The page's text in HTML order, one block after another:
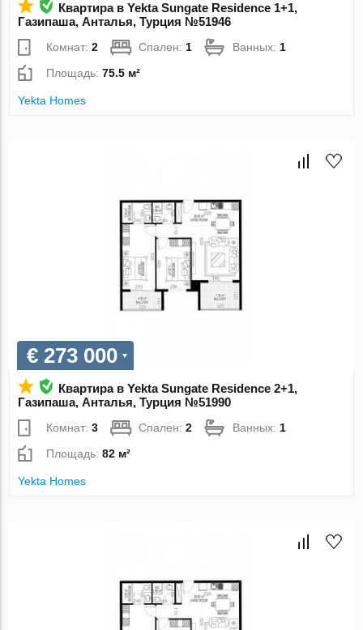
Квартира в Yekta Sungate Residence 1+1,
Газипаша, Анталья, Турция №51946
Комнат:2 Спален: 1 Ванных: 1
Площадь:75.5 м²
Yekta Homes
€ 273 000
Квартира в Yekta Sungate Residence 2+1,
Газипаша, Анталья, Турция №51990
Комнат:3 Спален:2 Ванных: 1
Площадь:82 м²
Yekta Homes